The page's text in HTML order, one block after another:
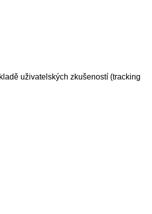
uživatelských zkušeností (tracking